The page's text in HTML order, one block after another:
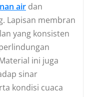
air dan
Lapisan membran
yang konsisten
ini juga
sinar
kondisi cuaca